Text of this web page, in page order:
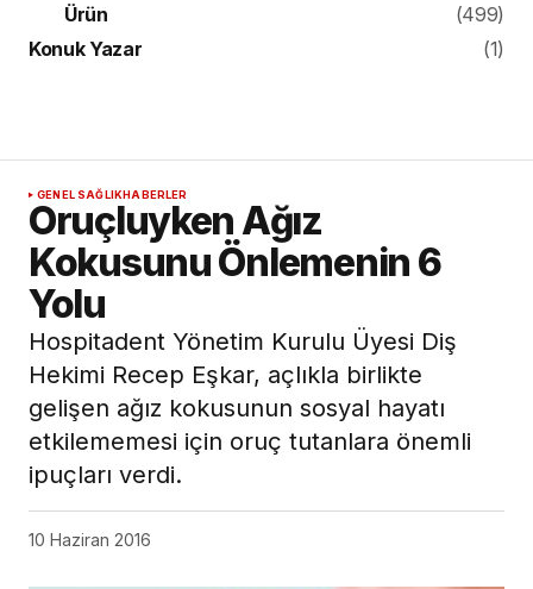
Ürün
(499)
Konuk Yazar
(1)
GENEL SAĞLIKHABERLER
Oruçluyken Ağız
Kokusunu Önlemenin 6
Yolu
Hospitadent Yönetim Kurulu Üyesi Diş
Hekimi Recep Eşkar, açlıkla birlikte
gelişen ağız kokusunun sosyal hayatı
etkilememesi için oruç tutanlara önemli
ipuçları verdi.
10 Haziran 2016